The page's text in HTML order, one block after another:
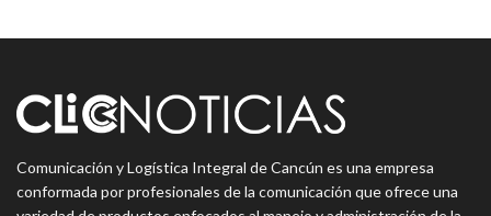
Comunicación y Logística Integral de Cancún es una empresa
conformada por profesionales de la comunicación que ofrece una